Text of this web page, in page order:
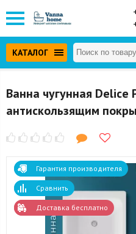
КАТАЛОГ
Ванна чугунная Delice
антискользящим
Гарантия производителя
Сравнить
Доставка бесплатно